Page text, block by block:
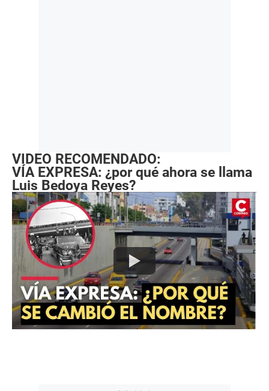
VIDEO RECOMENDADO:
VÍA EXPRESA: ¿por qué ahora se llama
Luis Bedoya Reyes?